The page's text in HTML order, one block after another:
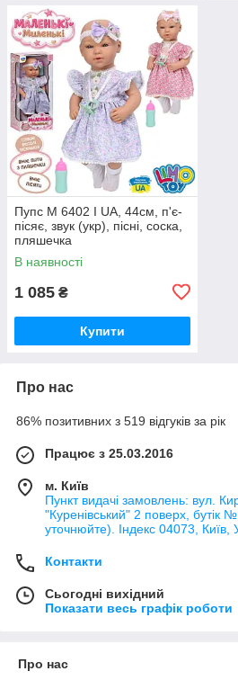
Пупс M 6402 I UA, 44см, п'є-
пісяє, звук (укр), пісні, соска,
пляшечка
В наявності
1 085 ₴
Купити
Про нас
86% позитивних з 519 відгуків за рік
Працює з 25.03.2016
м. Київ
Пункт видачі замовлень: вул.
"Куренівський" 2 поверх, бутік
уточнюйте). Індекс 04073, Київ,
Контакти
Сьогодні вихідний
Показати весь графік роботи
Про нас